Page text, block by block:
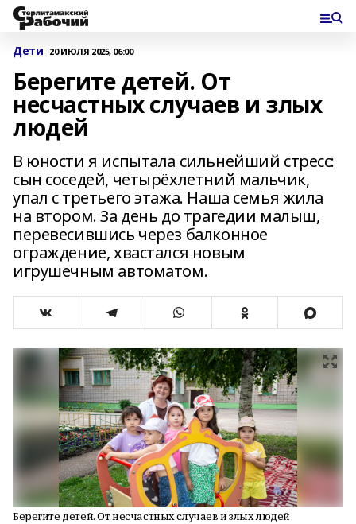
Дети 20 ИЮЛЯ 2025, 06:00
Берегите детей. От
несчастных случаев и злых
людей
В юности я испытала сильнейший стресс:
сын соседей, четырёхлетний мальчик,
упал с третьего этажа. Наша семья жила
на втором. За день до трагедии малыш,
перевесившись через балконное
ограждение, хвастался новым
игрушечным автоматом.
Берегите детей. От несчастных случаев и злых людей